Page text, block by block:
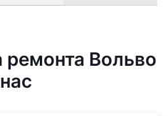
Вольво